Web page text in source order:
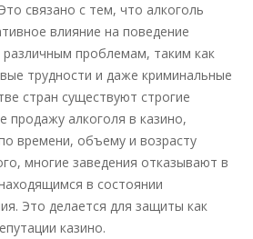
связано с тем, что алкоголь
влияние на поведение
различным проблемам, таким как
трудности и даже криминальные
стран существуют строгие
продажу алкоголя в казино,
времени, объему и возрасту
многие заведения отказывают в
в состоянии
Это делается для защиты как
казино.